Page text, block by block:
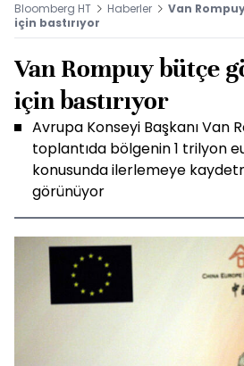
Bloomberg HT Haberler
Van
için bastırıyor
Van Rompuy bütçe
için bastırıyor
Avrupa Konseyi Başkanı Van
toplantıda bölgenin 1 trilyon
konusunda ilerlemeye
görünüyor